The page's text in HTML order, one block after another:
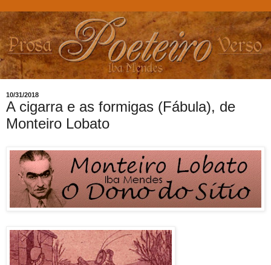
10/31/2018
A cigarra e as formigas (Fábula), de
Monteiro Lobato